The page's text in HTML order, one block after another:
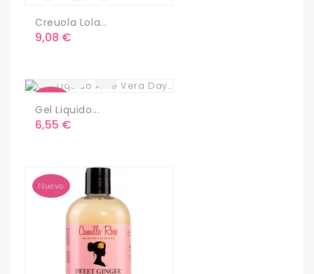
Creuola Lola...
Precio
9,08 €
Gel Liquido...
Precio
6,55 €
Nuevo